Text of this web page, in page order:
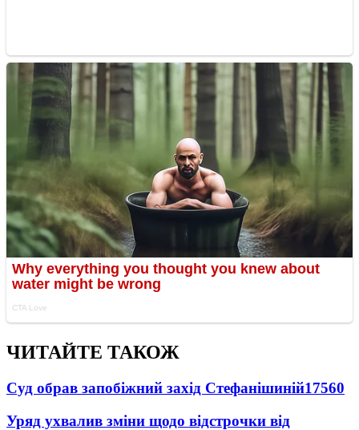
ЧИТАЙТЕ ТАКОЖ
Суд обрав запобіжний захід Стефанішиній17560
Уряд ухвалив зміни щодо відстрочки від